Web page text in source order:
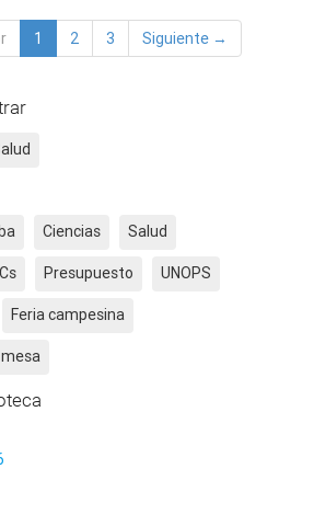
1 2 3 Siguiente →
Ciencias Salud
Presupuesto UNOPS
Feria campesina